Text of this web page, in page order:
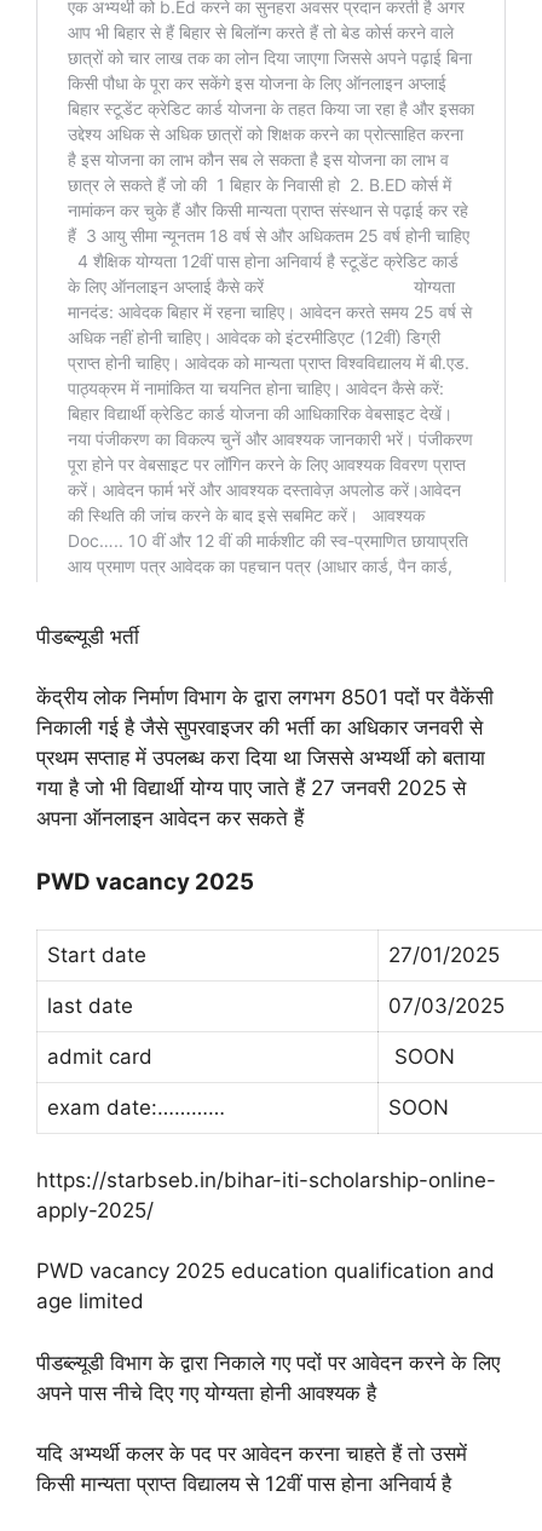
पीडब्ल्यूडी भर्ती
केंद्रीय लोक निर्माण विभाग के द्वारा लगभग 8501 पदों पर वैकेंसी
निकाली गई है जैसे सुपरवाइजर की भर्ती का अधिकार जनवरी से
प्रथम सप्ताह में उपलब्ध करा दिया था जिससे अभ्यर्थी को बताया
गया है जो भी विद्यार्थी योग्य पाए जाते हैं 27 जनवरी 2025 से
अपना ऑनलाइन आवेदन कर सकते हैं
PWD vacancy 2025
Start date 27/01/2025
last date 07/03/2025
admit card SOON
exam date:………… SOON
https://starbseb.in/bihar-iti-scholarship-online-
apply-2025/
PWD vacancy 2025 education qualification and
age limited
पीडब्ल्यूडी विभाग के द्वारा निकाले गए पदों पर आवेदन करने के लिए
अपने पास नीचे दिए गए योग्यता होनी आवश्यक है
यदि अभ्यर्थी कलर के पद पर आवेदन करना चाहते हैं तो उसमें
किसी मान्यता प्राप्त विद्यालय से 12वीं पास होना अनिवार्य है